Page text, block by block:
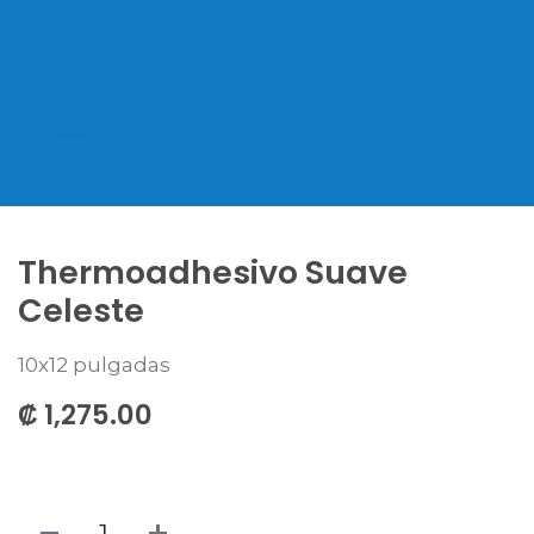
Thermoadhesivo Suave
Celeste
10x12 pulgadas
₡ 1,275.00